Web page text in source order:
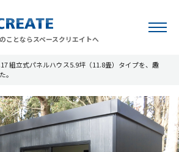
ことならスペースクリエイトへ
組立式パネルハウス5.9坪（11.8畳）タイプを、趣
。